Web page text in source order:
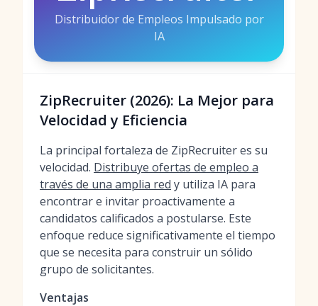
Distribuidor de Empleos Impulsado por
IA
ZipRecruiter (2026): La Mejor para
Velocidad y Eficiencia
La principal fortaleza de ZipRecruiter es su
velocidad. Distribuye ofertas de empleo a
través de una amplia red y utiliza IA para
encontrar e invitar proactivamente a
candidatos calificados a postularse. Este
enfoque reduce significativamente el tiempo
que se necesita para construir un sólido
grupo de solicitantes.
Ventajas